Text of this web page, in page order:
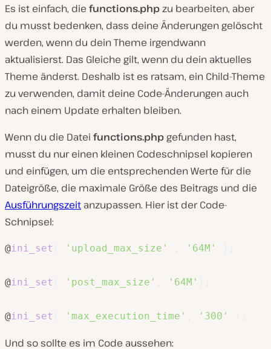
Es ist einfach, die functions.phpzu bearbeiten, aber
du musst bedenken, dass deine Änderungen gelöscht
werden, wenn du dein Theme irgendwann
aktualisierst. Das Gleiche gilt, wenn du dein aktuelles
Theme änderst. Deshalb ist es ratsam, ein Child-Theme
zu verwenden, damit deine Code-Änderungen auch
nach einem Update erhalten bleiben.
Wenn du die Datei functions.php gefunden hast,
musst du nur einen kleinen Codeschnipsel kopieren
und einfügen, um die entsprechenden Werte für die
Dateigröße, die maximale Größe des Beitrags und die
Ausführungszeit anzupassen. Hier ist der Code-
Schnipsel:
@ini_set 'upload_max_size' '64M'
@ini_set 'post_max_size' '64M'
@ini_set 'max_execution_time' '300'
Und so sollte es im Code aussehen: